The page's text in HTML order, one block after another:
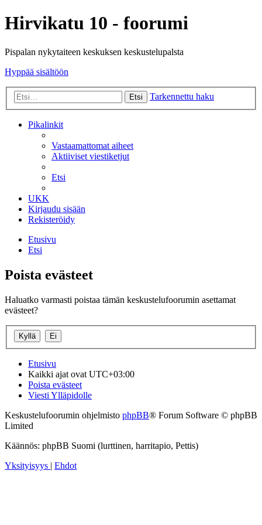
Hirvikatu 10 - foorumi
Pispalan nykytaiteen keskuksen keskustelupalsta
Hyppää sisältöön
Etsi Tarkennettu haku
Pikalinkit
Vastaamattomat aiheet
Aktiiviset viestiketjut
Etsi
UKK
Kirjaudu sisään
Rekisteröidy
Etusivu
Etsi
Poista evästeet
Haluatko varmasti poistaa tämän keskustelufoorumin asettamat
evästeet?
Etusivu
Kaikki ajat ovat UTC+03:00
Poista evästeet
Viesti Ylläpidolle
Keskustelufoorumin ohjelmisto phpBB® Forum Software © phpBB
Limited
Käännös: phpBB Suomi (lurttinen, harritapio, Pettis)
Yksityisyys | Ehdot